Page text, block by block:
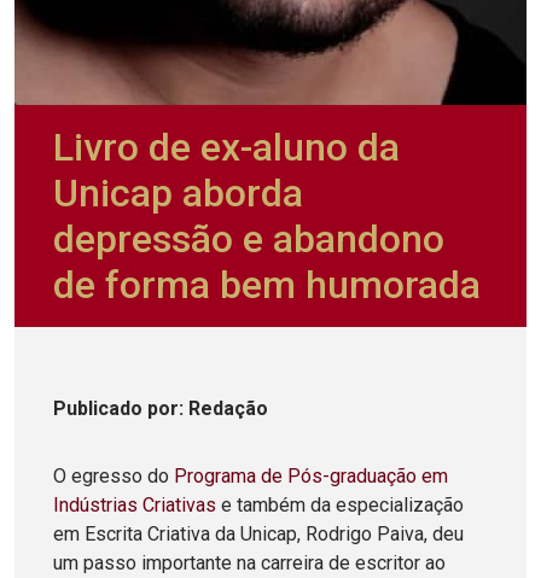
Livro de ex-aluno da
Unicap aborda
depressão e abandono
de forma bem humorada
Publicado por: Redação
O egresso do Programa de Pós-graduação em
Indústrias Criativas e também da especialização
em Escrita Criativa da Unicap, Rodrigo Paiva, deu
um passo importante na carreira de escritor ao